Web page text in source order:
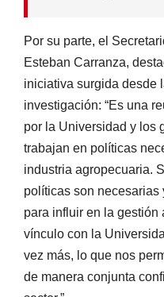
Por su parte, el
Esteban Carranza,
iniciativa surgida desde
investigación: “Es una
por la Universidad y los
trabajan en políticas
industria agropecuaria.
políticas son necesarias
para influir en la gestión
vínculo con la
vez más, lo que nos
de manera conjunta